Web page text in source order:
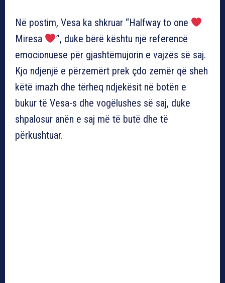
Në postim, Vesa ka shkruar “Halfway to one
Miresa
”, duke bërë kështu një referencë
emocionuese për gjashtëmujorin e vajzës së saj.
Kjo ndjenjë e përzemërt prek çdo zemër që sheh
këtë imazh dhe tërheq ndjekësit në botën e
bukur të Vesa-s dhe vogëlushes së saj, duke
shpalosur anën e saj më të butë dhe të
përkushtuar.